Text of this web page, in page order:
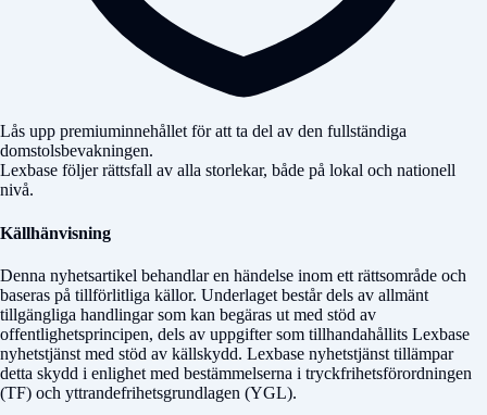
Lås upp premiuminnehållet för att ta del av den fullständiga
domstolsbevakningen.
Lexbase följer rättsfall av alla storlekar, både på lokal och nationell
nivå.
Källhänvisning
Denna nyhetsartikel behandlar en händelse inom ett rättsområde och
baseras på tillförlitliga källor. Underlaget består dels av allmänt
tillgängliga handlingar som kan begäras ut med stöd av
offentlighetsprincipen, dels av uppgifter som tillhandahållits Lexbase
nyhetstjänst med stöd av källskydd. Lexbase nyhetstjänst tillämpar
detta skydd i enlighet med bestämmelserna i tryckfrihetsförordningen
(TF) och yttrandefrihetsgrundlagen (YGL).